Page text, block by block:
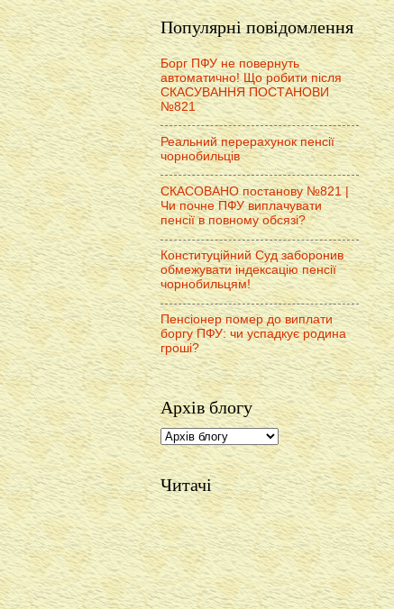
Популярні повідомлення
Борг ПФУ не повернуть
автоматично! Що робити після
СКАСУВАННЯ ПОСТАНОВИ
№821
Реальний перерахунок пенсії
чорнобильців
СКАСОВАНО постанову №821 |
Чи почне ПФУ виплачувати
пенсії в повному обсязі?
Конституційний Суд заборонив
обмежувати індексацію пенсії
чорнобильцям!
Пенсіонер помер до виплати
боргу ПФУ: чи успадкує родина
гроші?
Архів блогу
Читачі